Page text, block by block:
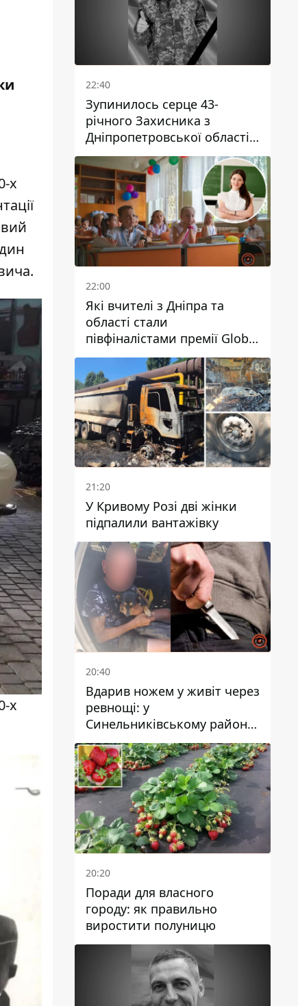
х
х
22:40
Зупинилось серце 43-
річного Захисника з
Дніпропетровської області
Євгена Зінченка
22:00
Які вчителі з Дніпра та
області стали
півфіналістами премії Global
Teacher Prize Ukraine 2026
21:20
У Кривому Розі дві жінки
підпалили вантажівку
20:40
Вдарив ножем у живіт через
ревнощі: у
Синельниківському районі
затримали 49-річного
чоловіка за вбивство
20:20
Поради для власного
городу: як правильно
виростити полуницю